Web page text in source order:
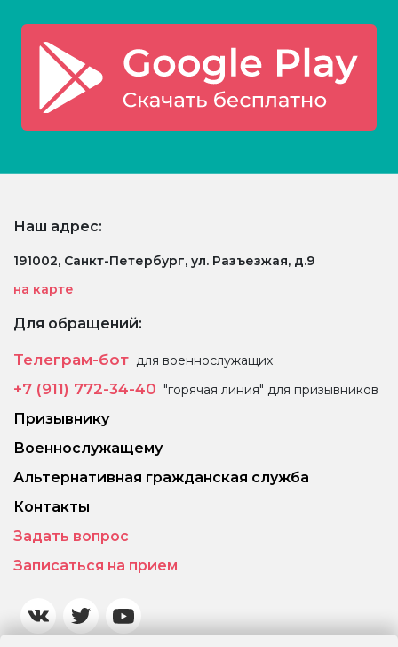
Наш адрес:
191002, Санкт-Петербург, ул. Разъезжая, д.9
на карте
Для обращений:
Телеграм-бот для военнослужащих
+7 (911) 772-34-40 "горячая линия" для призывников
Призывнику
Военнослужащему
Альтернативная гражданская служба
Контакты
Задать вопрос
Записаться на прием